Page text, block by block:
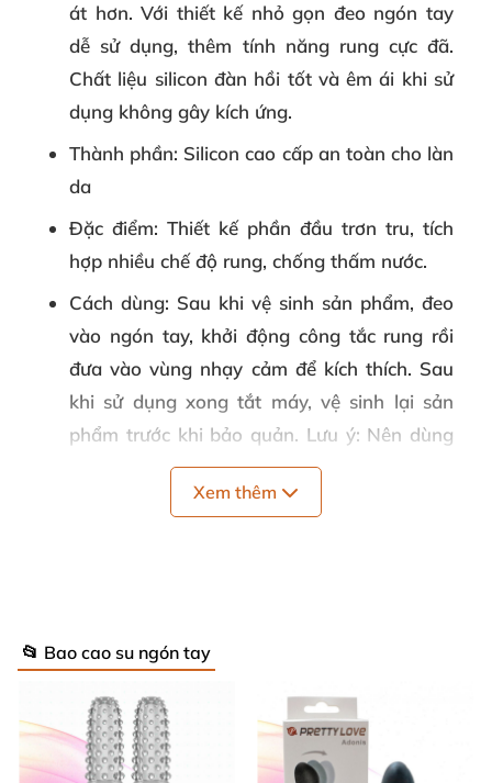
át hơn. Với thiết kế nhỏ gọn đeo ngón tay
dễ sử dụng, thêm tính năng rung cực đã.
Chất liệu silicon đàn hồi tốt và êm ái khi sử
dụng không gây kích ứng.
Thành phần: Silicon cao cấp an toàn cho làn
da
Đặc điểm: Thiết kế phần đầu trơn tru, tích
hợp nhiều chế độ rung, chống thấm nước.
Cách dùng: Sau khi vệ sinh sản phẩm, đeo
vào ngón tay, khởi động công tắc rung rồi
đưa vào vùng nhạy cảm để kích thích. Sau
khi sử dụng xong tắt máy, vệ sinh lại sản
phẩm trước khi bảo quản. Lưu ý: Nên dùng
kèm gel bôi trơn để mang đến cảm giác tốt
Thương hiệu: Pretty Love
Bảo quản: Nơi khô ráo thoáng mát
Hạn sử dụng
Xem thêm
📂 Bao cao su ngón tay